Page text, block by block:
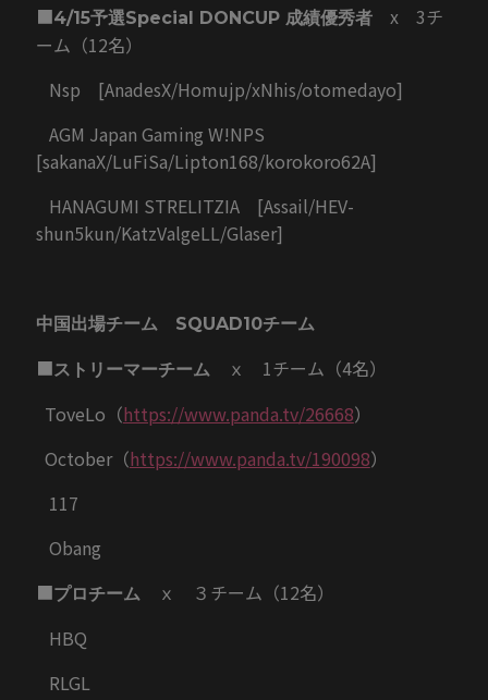
■4/15予選Special DONCUP 成績優秀者x 3チ
ーム（12名）
Nsp [AnadesX/Homujp/xNhis/otomedayo]
AGM Japan Gaming W!NPS
[sakanaX/LuFiSa/Lipton168/korokoro62A]
HANAGUMI STRELITZIA [Assail/HEV-
shun5kun/KatzValgeLL/Glaser]
中国出場チーム SQUAD10チーム
■ストリーマーチームｘ 1チーム（4名）
ToveLo（https://www.panda.tv/26668）
October（https://www.panda.tv/190098）
117
Obang
■プロチームｘ ３チーム（12名）
HBQ
RLGL